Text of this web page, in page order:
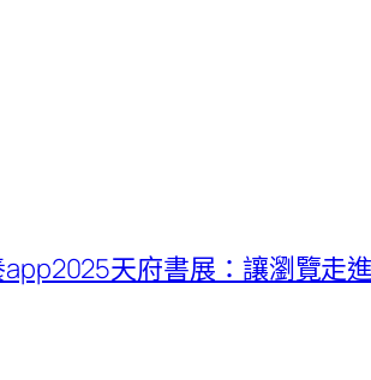
天府書展：讓瀏覽走